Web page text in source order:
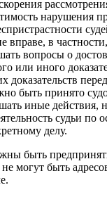
нарушения
вправе, в
вопросы о
или иного
доказательств
быть принято
иные действия,
судьи по
делу.
быть
не могут быть